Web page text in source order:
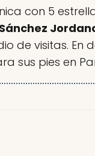
con 5
de visitas. En
sus pies en